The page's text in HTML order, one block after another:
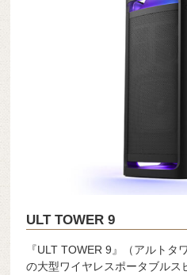
ULT TOWER 9
『ULT TOWER 9』（アルトタ
の大型ワイヤレスポータブルス